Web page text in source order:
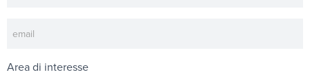
Area di interesse